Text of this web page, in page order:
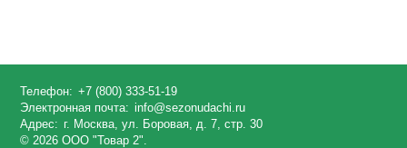
Телефон: +7 (800) 333-51-19
Электронная почта: info@sezonudachi.ru
Адрес: г. Москва, ул. Боровая, д. 7, стр. 30
© 2026 ООО "Товар 2".